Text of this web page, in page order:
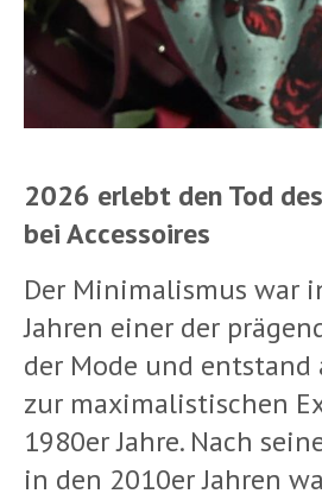
2026 erlebt den Tod
bei Accessoires
Der Minimalismus war
Jahren einer der
der Mode und entstand
zur maximalistischen
1980er Jahre. Nach
in den 2010er Jahren